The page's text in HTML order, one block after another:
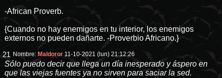
-African Proverb.
{Cuando no hay enemigos en tu interior, los enemigos
externos no pueden dañarte. -Proverbio Africano.}
21 Nombre: Maldoror 11-10-2021 (lun) 21:12:26
Sólo puedo decir que llega un día inesperado y áspero en
que las viejas fuentes ya no sirven para saciar la sed.